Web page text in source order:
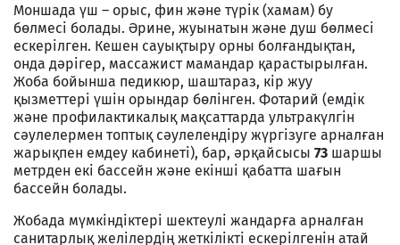
Моншада үш – орыс, фин және түрік (хамам) бу
бөлмесі болады. Әрине, жуынатын және душ бөлмесі
ескерілген. Кешен сауықтыру орны болғандықтан,
онда дәрігер, массажист мамандар қарастырылған.
Жоба бойынша педикюр, шаштараз, кір жуу
қызметтері үшін орындар бөлінген. Фотарий (емдік
және профилактикалық мақсаттарда ультракүлгін
сәулелермен топтық сәулелендіру жүргізуге арналған
жарықпен емдеу кабинеті), бар, әрқайсысы 73 шаршы
метрден екі бассейн және екінші қабатта шағын
бассейн болады.
Жобада мүмкіндіктері шектеулі жандарға арналған
санитарлық желілердің жеткілікті ескерілгенін атай